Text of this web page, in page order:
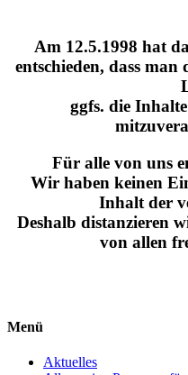
Am 12.5.1998 hat
entschieden, dass
ggfs. die
Für alle von uns
Wir haben keinen
Inhalt der
Deshalb distanzieren
von allen
Menü
Aktuelles